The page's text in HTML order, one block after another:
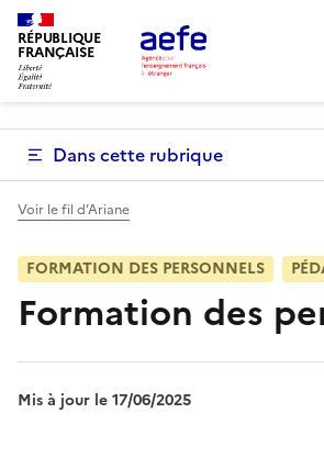
Aller
au
contenu
principal
RÉPUBLIQUE
FRANÇAISE
Dans cette rubrique
Voir le fil d’Ariane
FORMATION DES PERSONNELS
Formation des
Mis à jour le 17/06/2025